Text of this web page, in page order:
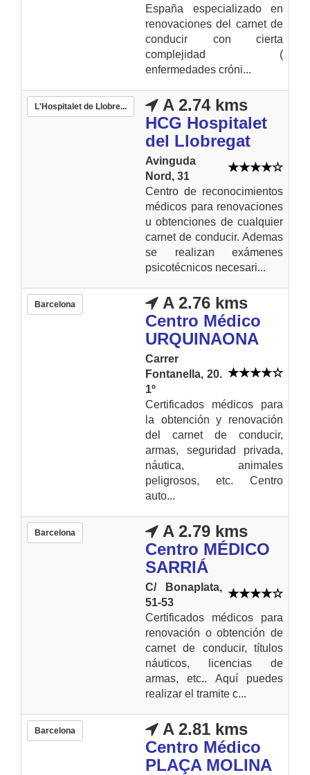
España especializado en
renovaciones del carnet de
conducir con cierta
complejidad (
enfermedades cróni...
L'Hospitalet de Llobre...
A 2.74 kms
HCG Hospitalet
del Llobregat
Avinguda
Nord, 31
Centro de reconocimientos
médicos para renovaciones
u obtenciones de cualquier
carnet de conducir. Ademas
se realizan exámenes
psicotécnicos necesari...
Barcelona
A 2.76 kms
Centro Médico
URQUINAONA
Carrer
Fontanella, 20.
1º
Certificados médicos para
la obtención y renovación
del carnet de conducir,
armas, seguridad privada,
náutica, animales
peligrosos, etc. Centro
auto...
Barcelona
A 2.79 kms
Centro MÉDICO
SARRIÁ
C/ Bonaplata,
51-53
Certificados médicos para
renovación o obtención de
carnet de conducir, títulos
náuticos, licencias de
armas, etc.. Aquí puedes
realizar el tramite c...
Barcelona
A 2.81 kms
Centro Médico
PLAÇA MOLINA